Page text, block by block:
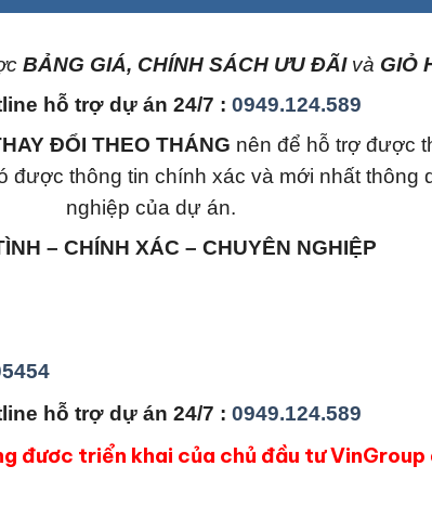
BẢNG GIÁ, CHÍNH SÁCH ƯU ĐÃIvà GIỎ
hỗ trợ dự án 24/7 :0949.124.589
ĐỔI THEO THÁNG nên để hỗ trợ được
được thông tin chính xác và mới nhất thông
nghiệp của dự án.
– CHÍNH XÁC – CHUYÊN NGHIỆP
hỗ trợ dự án 24/7 :0949.124.589
đươc triển khai của chủ đầu tư VinGroup